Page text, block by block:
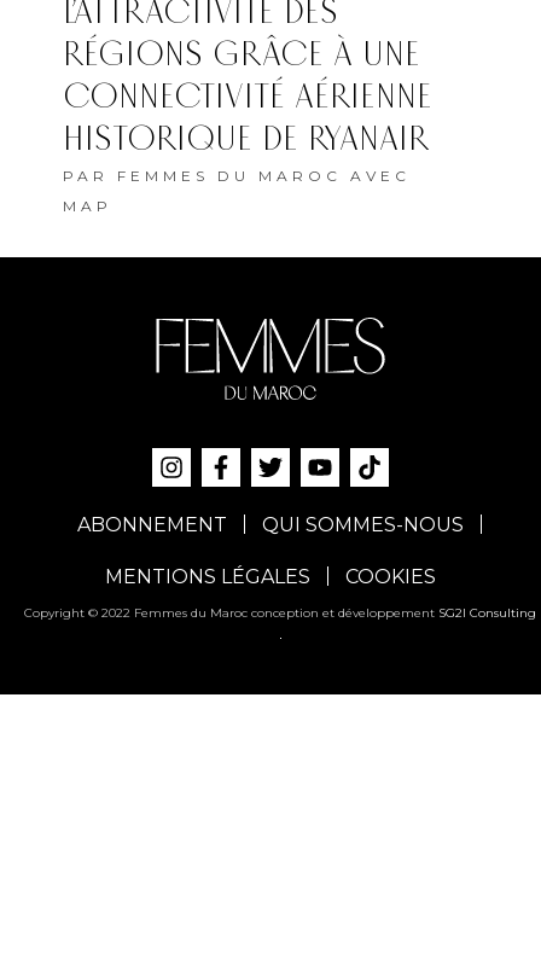
L’ATTRACTIVITÉ DES
RÉGIONS GRÂCE À UNE
CONNECTIVITÉ AÉRIENNE
HISTORIQUE DE RYANAIR
PAR FEMMES DU MAROC AVEC
MAP
ABONNEMENT QUI SOMMES-NOUS
MENTIONS LÉGALES COOKIES
Copyright © 2022 Femmes du Maroc conception et développement SG2I Consulting